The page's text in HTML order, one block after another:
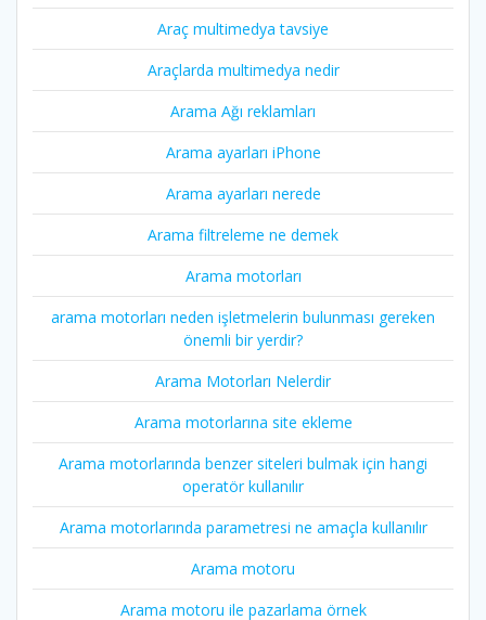
Araç multimedya tavsiye
Araçlarda multimedya nedir
Arama Ağı reklamları
Arama ayarları iPhone
Arama ayarları nerede
Arama filtreleme ne demek
Arama motorları
arama motorları neden işletmelerin bulunması gereken
önemli bir yerdir?
Arama Motorları Nelerdir
Arama motorlarına site ekleme
Arama motorlarında benzer siteleri bulmak için hangi
operatör kullanılır
Arama motorlarında parametresi ne amaçla kullanılır
Arama motoru
Arama motoru ile pazarlama örnek